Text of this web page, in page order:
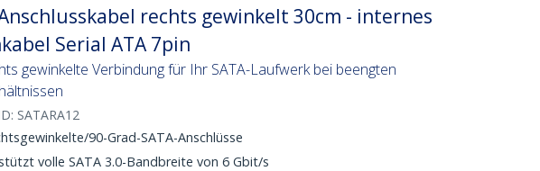
rechts gewinkelt 30cm - internes
Serial ATA 7pin
gewinkelte Verbindung für Ihr SATA-Laufwerk bei beengten
SATARA12
90-Grad-SATA-Anschlüsse
volle SATA 3.0-Bandbreite von 6 Gbit/s